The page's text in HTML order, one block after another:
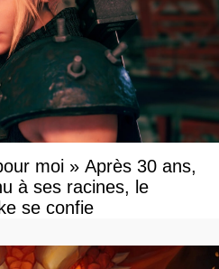
moi » Après 30 ans,
à ses racines, le
se confie